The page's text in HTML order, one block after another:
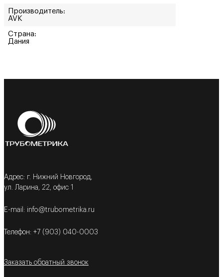
Производитель:
AVK
Страна:
Дания
Адрес: г. Нижний Новгород,
ул. Ларина, 22, офис 1
E-mail: info@trubometrika.ru
Телефон: +7 (903) 040-0003
Заказать обратный звонок